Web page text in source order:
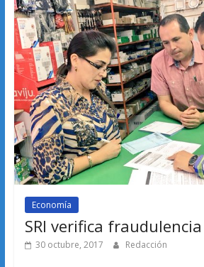
Economía
SRI verifica
30 octubre, 2017 Redacción